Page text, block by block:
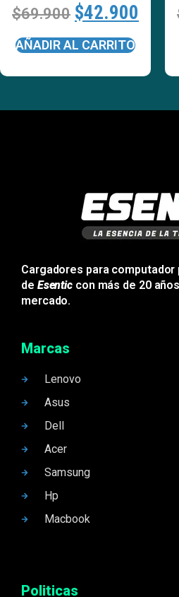
$69.900 $42.900
AÑADIR AL CARRITO
Cargadores para
de Esentic con más de 20
mercado.
Marcas
Lenovo
Asus
Dell
Acer
Samsung
Hp
Macbook
Politicas